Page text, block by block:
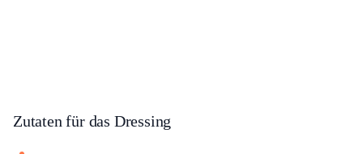
Zutaten für das Dressing